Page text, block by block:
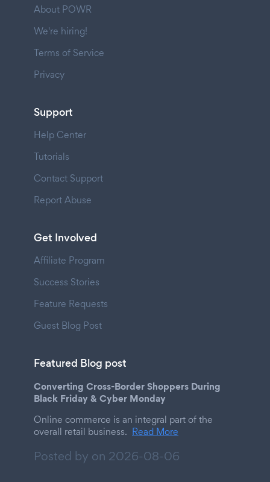
About POWR
We're hiring!
Terms of Service
Privacy
Support
Help Center
Tutorials
Contact Support
Report Abuse
Get Involved
Affiliate Program
Success Stories
Feature Requests
Guest Blog Post
Featured Blog post
Converting Cross-Border Shoppers During
Black Friday & Cyber Monday
Online commerce is an integral part of the
overall retail business. Read More
Posted by on 2026-08-06